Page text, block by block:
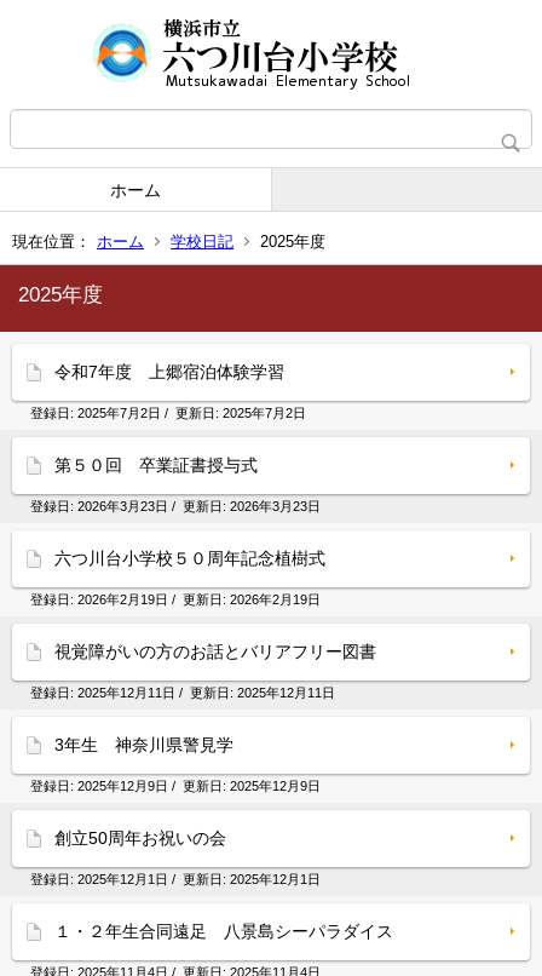
ホーム
現在位置： ホーム 学校日記 2025年度
2025年度
令和7年度 上郷宿泊体験学習
登録日: 2025年7月2日 / 更新日: 2025年7月2日
第５０回 卒業証書授与式
登録日: 2026年3月23日 / 更新日: 2026年3月23日
六つ川台小学校５０周年記念植樹式
登録日: 2026年2月19日 / 更新日: 2026年2月19日
視覚障がいの方のお話とバリアフリー図書
登録日: 2025年12月11日 / 更新日: 2025年12月11日
3年生 神奈川県警見学
登録日: 2025年12月9日 / 更新日: 2025年12月9日
創立50周年お祝いの会
登録日: 2025年12月1日 / 更新日: 2025年12月1日
１・２年生合同遠足 八景島シーパラダイス
登録日: 2025年11月4日 / 更新日: 2025年11月4日